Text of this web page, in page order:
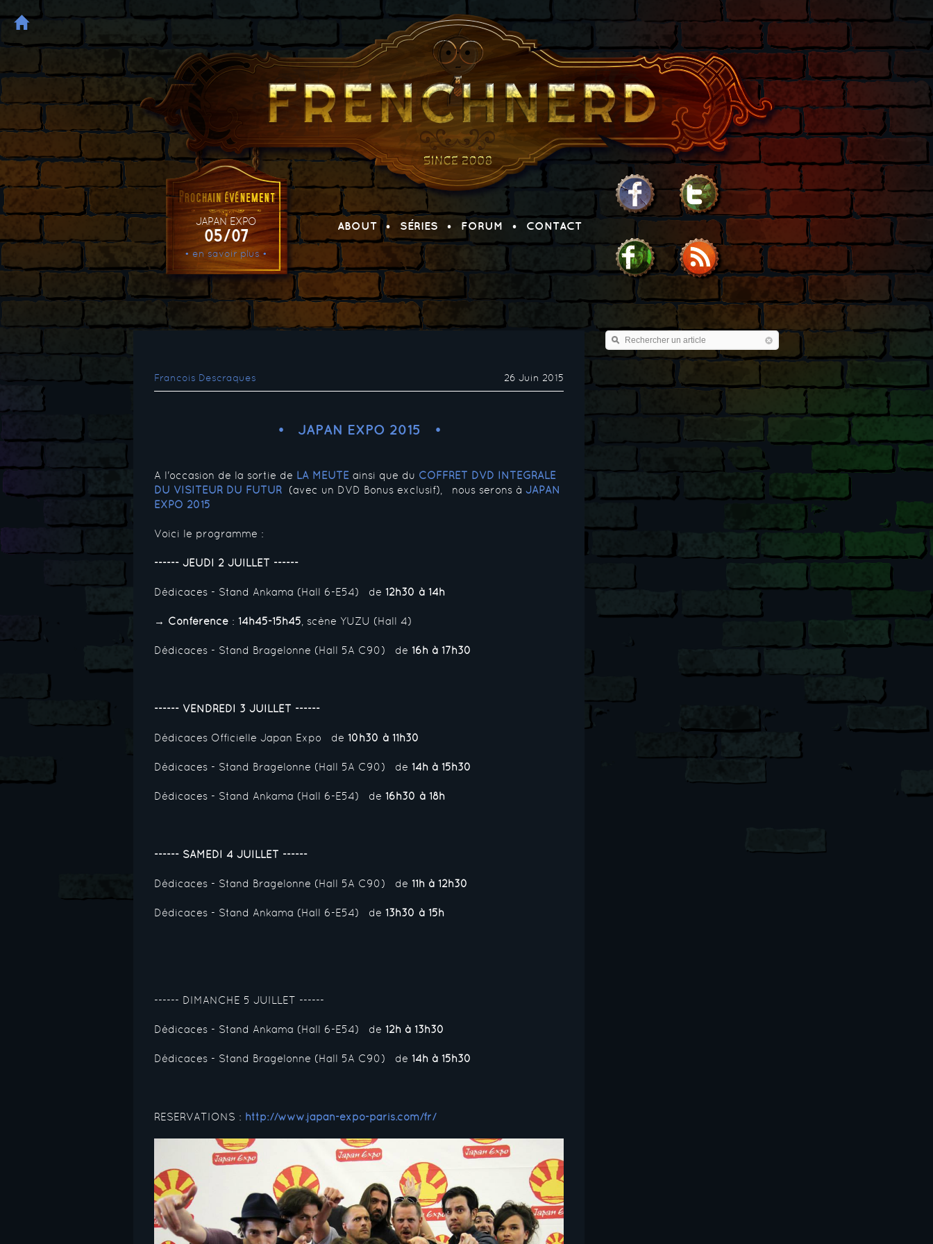
JAPAN EXPO
05/07
• en savoir plus •
ABOUT SÉRIES FORUM CONTACT
Francois Descraques 26 Juin 2015
JAPAN EXPO 2015
A l'occasion de la sortie de LA MEUTE ainsi que du COFFRET DVD INTEGRALE
DU VISITEUR DU FUTUR
(avec un DVD Bonus exclusif), nous serons à JAPAN
EXPO 2015
Voici le programme :
------ JEUDI 2 JUILLET ------
Dédicaces - Stand Ankama (Hall 6-E54) de 12h30 à 14h
→ Conférence : 14h45-15h45 , scène YUZU (Hall 4)
Dédicaces - Stand Bragelonne (Hall 5A C90) de 16h à 17h30
------ VENDREDI 3 JUILLET ------
Dédicaces Officielle Japan Expo de 10h30 à 11h30
Dédicaces - Stand Bragelonne (Hall 5A C90) de 14h à 15h30
Dédicaces - Stand Ankama (Hall 6-E54) de 16h30 à 18h
------ SAMEDI 4 JUILLET ------
Dédicaces - Stand Bragelonne (Hall 5A C90) de 11h à 12h30
Dédicaces - Stand Ankama (Hall 6-E54) de 13h30 à 15h
------ DIMANCHE 5 JUILLET ------
Dédicaces - Stand Ankama (Hall 6-E54) de 12h à 13h30
Dédicaces - Stand Bragelonne (Hall 5A C90) de 14h à 15h30
RESERVATIONS : http://www.japan-expo-paris.com/fr/
Rechercher un article